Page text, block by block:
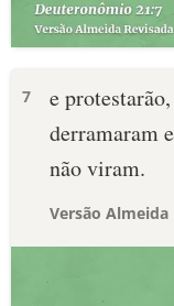
7
e
derramaram
não viram.
Versão Almeida